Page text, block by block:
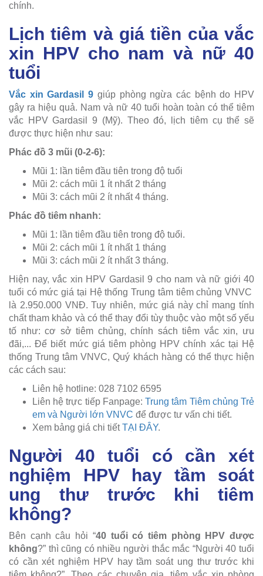
chính.
Lịch tiêm và giá tiền của vắc
xin HPV cho nam và nữ 40
tuổi
Vắc xin Gardasil 9 giúp phòng ngừa các bệnh do HPV
gây ra hiệu quả. Nam và nữ 40 tuổi hoàn toàn có thể tiêm
vắc HPV Gardasil 9 (Mỹ). Theo đó, lịch tiêm cụ thể sẽ
được thực hiện như sau:
Phác đồ 3 mũi (0-2-6):
Mũi 1: lần tiêm đầu tiên trong độ tuổi
Mũi 2: cách mũi 1 ít nhất 2 tháng
Mũi 3: cách mũi 2 ít nhất 4 tháng.
Phác đồ tiêm nhanh:
Mũi 1: lần tiêm đầu tiên trong độ tuổi.
Mũi 2: cách mũi 1 ít nhất 1 tháng
Mũi 3: cách mũi 2 ít nhất 3 tháng.
Hiện nay, vắc xin HPV Gardasil 9 cho nam và nữ giới 40
tuổi có mức giá tại Hệ thống Trung tâm tiêm chủng VNVC
là 2.950.000 VNĐ. Tuy nhiên, mức giá này chỉ mang tính
chất tham khảo và có thể thay đổi tùy thuộc vào một số yếu
tố như: cơ sở tiêm chủng, chính sách tiêm vắc xin, ưu
đãi,... Để biết mức giá tiêm phòng HPV chính xác tại Hệ
thống Trung tâm VNVC, Quý khách hàng có thể thực hiện
các cách sau:
Liên hệ hotline: 028 7102 6595
Liên hệ trực tiếp Fanpage:Trung tâm Tiêm chủng Trẻ
em và Người lớn VNVC để được tư vấn chi tiết.
Xem bảng giá chi tiếtTẠI ĐÂY.
Người 40 tuổi có cần xét
nghiệm HPV hay tầm soát
ung thư trước khi tiêm
không?
Bên cạnh câu hỏi “40 tuổi có tiêm phòng HPV được
không?” thì cũng có nhiều người thắc mắc “Người 40 tuổi
có cần xét nghiệm HPV hay tầm soát ung thư trước khi